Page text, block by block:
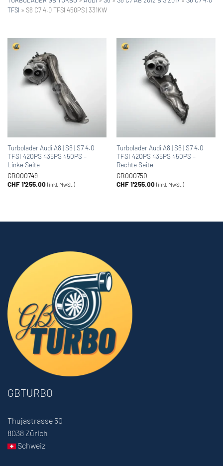
TFSI » S6 C7 4.0 TFSI 450PS | 331KW
Turbolader Audi A8 | S6 | S7 4.0
TFSI 420PS 435PS 450PS –
Linke Seite
GB000749
CHF1'255.00 (inkl. MwSt.)
Turbolader Audi A8 | S6 | S7 4.0
TFSI 420PS 435PS 450PS –
Rechte Seite
GB000750
CHF1'255.00 (inkl. MwSt.)
GBTURBO
Thujastrasse 50
8038 Zürich
Schweiz